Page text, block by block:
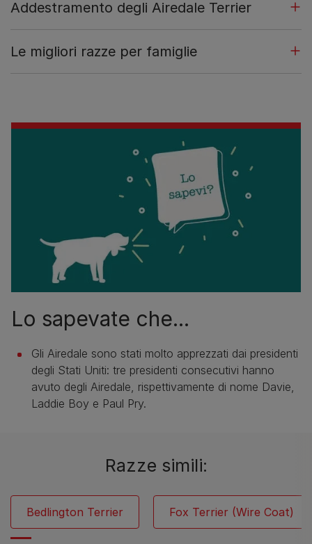
Addestramento degli Airedale Terrier
Le migliori razze per famiglie
Lo sapevate che...
Gli Airedale sono stati molto apprezzati dai presidenti
degli Stati Uniti: tre presidenti consecutivi hanno
avuto degli Airedale, rispettivamente di nome Davie,
Laddie Boy e Paul Pry.
Razze simili:
Bedlington Terrier Fox Terrier (Wire Coat)